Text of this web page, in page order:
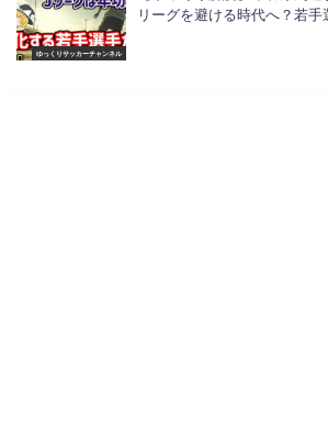
ゆっくりサッカーチャンネル
リーグを避ける時代へ？若手